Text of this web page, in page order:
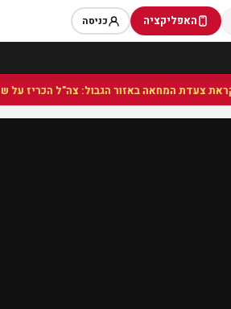
האפליקציה כניסה
המחאה באזור הגבול: צה"ל הכריז על שטח